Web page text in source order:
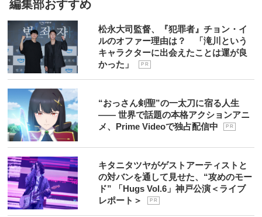
編集部おすすめ
松永大司監督、『犯罪者』チョン・イ
ルのオファー理由は？ 「滝川という
キャラクターに出会えたことは運が良
かった」
P R
“おっさん剣聖”の一太刀に宿る人生
―― 世界で話題の本格アクションアニ
メ、Prime Videoで独占配信中
P R
キタニタツヤがゲストアーティストと
の対バンを通して見せた、“攻めのモー
ド” 「Hugs Vol.6」神戸公演＜ライブ
レポート＞
P R